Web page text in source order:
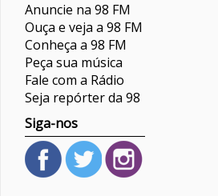
Anuncie na 98 FM
Ouça e veja a 98 FM
Conheça a 98 FM
Peça sua música
Fale com a Rádio
Seja repórter da 98
Siga-nos